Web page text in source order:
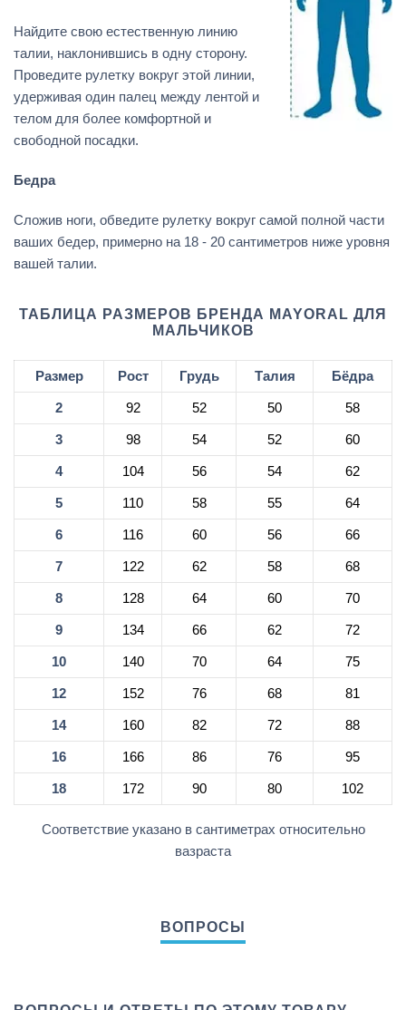
Найдите свою естественную линию
талии, наклонившись в одну сторону.
Проведите рулетку вокруг этой линии,
удерживая один палец между лентой и
телом для более комфортной и
свободной посадки.
Бедра
Сложив ноги, обведите рулетку вокруг самой полной части
ваших бедер, примерно на 18 - 20 сантиметров ниже уровня
вашей талии.
ТАБЛИЦА РАЗМЕРОВ БРЕНДА MAYORAL ДЛЯ
МАЛЬЧИКОВ
Размер Рост Грудь Талия Бёдра
2 92 52 50 58
3 98 54 52 60
4 104 56 54 62
5 110 58 55 64
6 116 60 56 66
7 122 62 58 68
8 128 64 60 70
9 134 66 62 72
10 140 70 64 75
12 152 76 68 81
14 160 82 72 88
16 166 86 76 95
18 172 90 80 102
Соответствие указано в сантиметрах относительно
вазраста